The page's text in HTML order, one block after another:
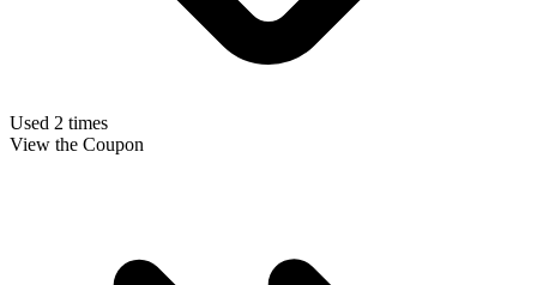
Used 2 times
View the Coupon